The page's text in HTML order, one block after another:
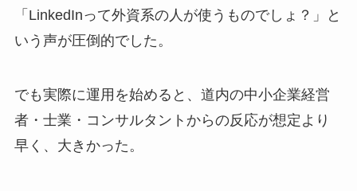
「LinkedInって外資系の人が使うものでしょ？」と
いう声が圧倒的でした。
でも実際に運用を始めると、道内の中小企業経営
者・士業・コンサルタントからの反応が想定より
早く、大きかった。